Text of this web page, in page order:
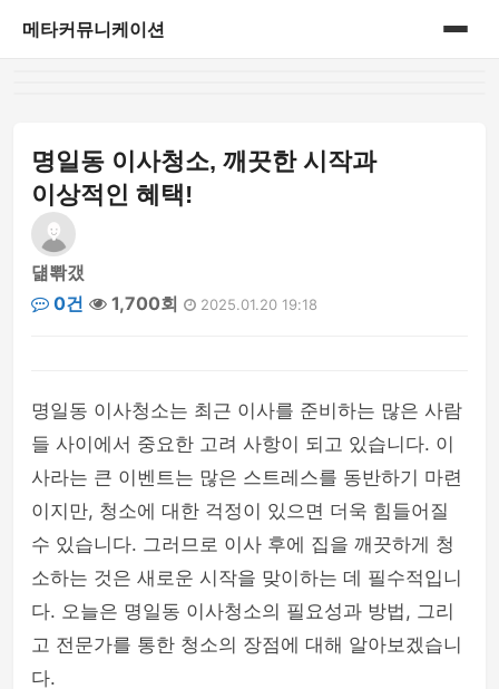
메타커뮤니케이션
명일동 이사청소, 깨끗한 시작과
이상적인 혜택!
덂뽞갰
0건
1,700회 2025.01.20 19:18
명일동 이사청소는 최근 이사를 준비하는 많은 사람
들 사이에서 중요한 고려 사항이 되고 있습니다. 이
사라는 큰 이벤트는 많은 스트레스를 동반하기 마련
이지만, 청소에 대한 걱정이 있으면 더욱 힘들어질
수 있습니다. 그러므로 이사 후에 집을 깨끗하게 청
소하는 것은 새로운 시작을 맞이하는 데 필수적입니
다. 오늘은 명일동 이사청소의 필요성과 방법, 그리
고 전문가를 통한 청소의 장점에 대해 알아보겠습니
다.